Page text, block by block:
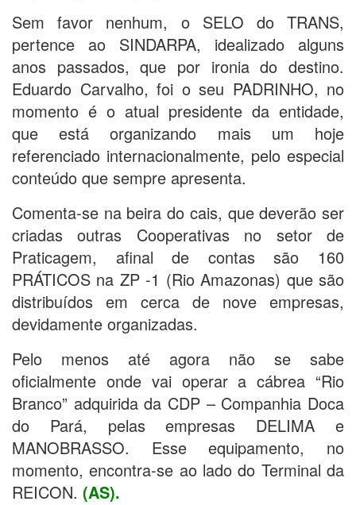
Sem favor nenhum, o SELO do TRANS,
pertence ao SINDARPA, idealizado alguns
anos passados, que por ironia do destino.
Eduardo Carvalho, foi o seu PADRINHO, no
momento é o atual presidente da entidade,
que está organizando mais um hoje
referenciado internacionalmente, pelo especial
conteúdo que sempre apresenta.
Comenta-se na beira do cais, que deverão ser
criadas outras Cooperativas no setor de
Praticagem, afinal de contas são 160
PRÁTICOS na ZP -1 (Rio Amazonas) que são
distribuídos em cerca de nove empresas,
devidamente organizadas.
Pelo menos até agora não se sabe
oficialmente onde vai operar a cábrea “Rio
Branco” adquirida da CDP – Companhia Doca
do Pará, pelas empresas DELIMA e
MANOBRASSO. Esse equipamento, no
momento, encontra-se ao lado do Terminal da
REICON. (AS).